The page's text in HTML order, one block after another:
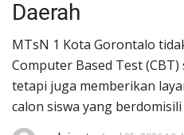
Kontak
Galeri
OPINI
Syarat dan Ketentuan
Daerah
MTsN 1 Kota Gorontalo
Computer Based Test
tetapi juga memberikan
calon siswa yang